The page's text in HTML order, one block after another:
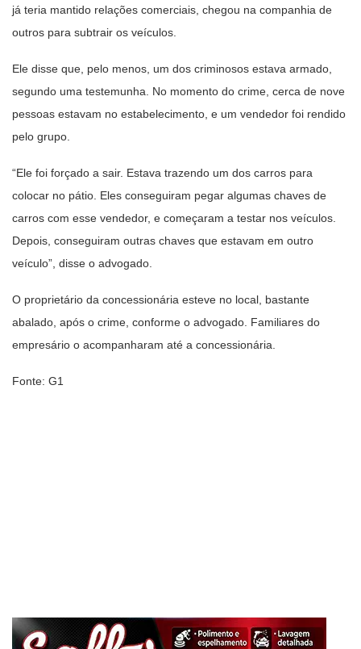
já teria mantido relações comerciais, chegou na companhia de
outros para subtrair os veículos.
Ele disse que, pelo menos, um dos criminosos estava armado,
segundo uma testemunha. No momento do crime, cerca de nove
pessoas estavam no estabelecimento, e um vendedor foi rendido
pelo grupo.
“Ele foi forçado a sair. Estava trazendo um dos carros para
colocar no pátio. Eles conseguiram pegar algumas chaves de
carros com esse vendedor, e começaram a testar nos veículos.
Depois, conseguiram outras chaves que estavam em outro
veículo”, disse o advogado.
O proprietário da concessionária esteve no local, bastante
abalado, após o crime, conforme o advogado. Familiares do
empresário o acompanharam até a concessionária.
Fonte: G1